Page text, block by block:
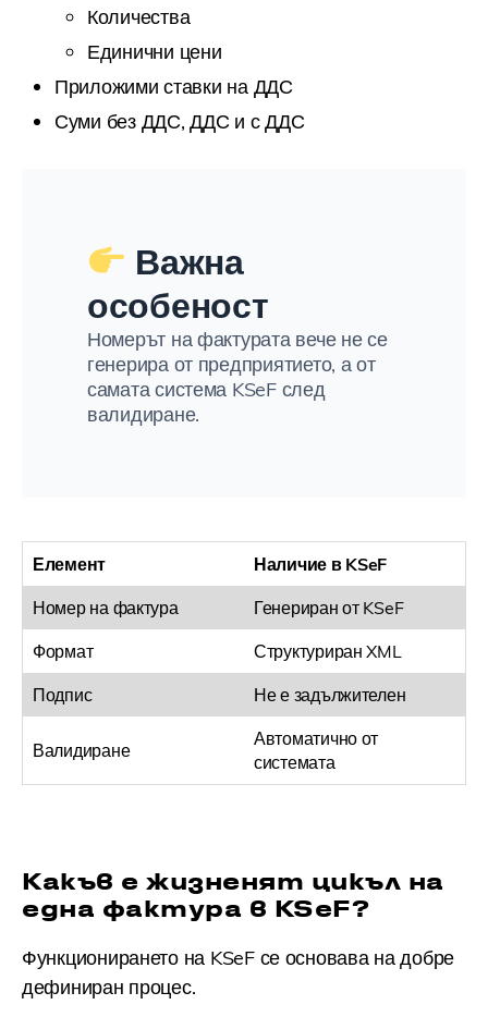
Количества
Единични цени
Приложими ставки на ДДС
Суми без ДДС, ДДС и с ДДС
Важна
особеност
Номерът на фактурата вече не се
генерира от предприятието, а от
самата система KSeF след
валидиране.
Елемент
Наличие в KSeF
Номер на фактура
Генериран от KSeF
Формат
Структуриран XML
Подпис
Не е задължителен
Валидиране
Автоматично от
системата
Какъв е жизненят цикъл на
една фактура в KSeF?
Функционирането на KSeF се основава на добре
дефиниран процес.